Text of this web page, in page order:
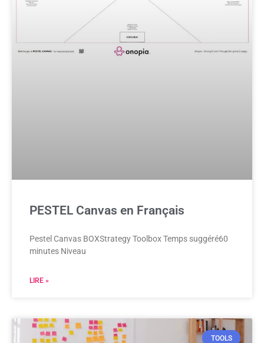
PESTEL Canvas en Français
Pestel Canvas BOXStrategy Toolbox Temps suggéré60
minutes Niveau
LIRE »
TOOLS